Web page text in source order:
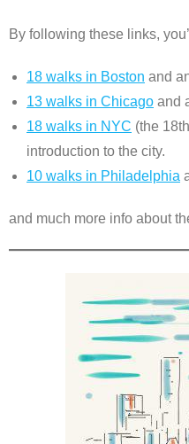
By following these links,
18 walks in Boston and
13 walks in Chicago and
18 walks in NYC (the
introduction to the city.
10 walks in Philadelphia
and much more info about